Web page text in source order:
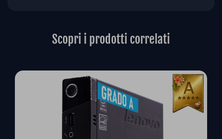
Scopri i prodotti correlati